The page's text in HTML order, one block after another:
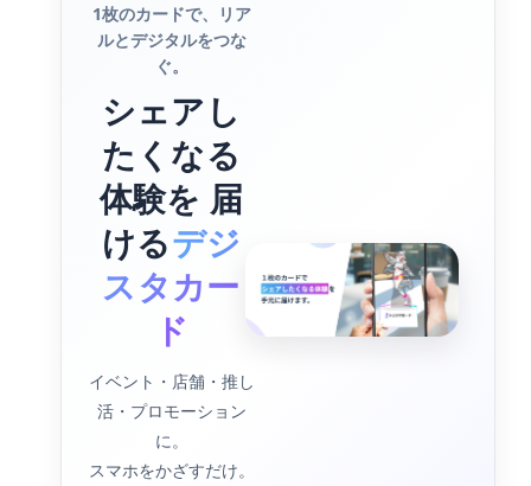
1枚のカードで、リア
ルとデジタルをつな
ぐ。
シェアし
たくなる
体験を 届
けるデジ
スタカー
ド
イベント・店舗・推し
活・プロモーション
に。
スマホをかざすだけ。